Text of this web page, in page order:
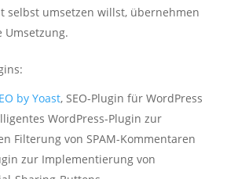
selbst umsetzen willst, übernehmen
Umsetzung.
by Yoast, SEO-Plugin für WordPress
WordPress-Plugin zur
Filterung von SPAM-Kommentaren
zur Implementierung von